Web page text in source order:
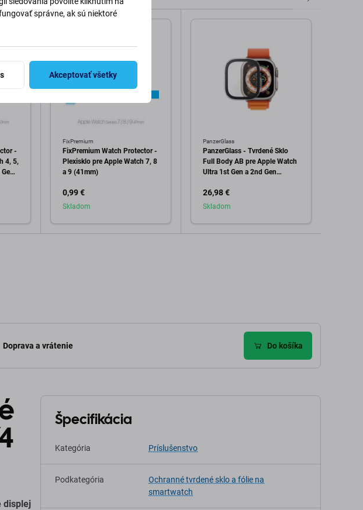
-
4, 5,
FixPremium
FixPremium Watch Protector -
Plexisklo pre Apple Watch 7, 8
a 9 (41mm)
0,99 €
Skladom
PanzerGlass
PanzerGlass - Tvrdené Sklo
Full Body AB pre Apple Watch
Ultra 1st Gen a 2nd Gen
26,98 €
Skladom
Doprava a vrátenie Do košíka
displej
Špecifikácia
Kategória Príslušenstvo
Podkategória
Ochranné tvrdené sklo a fólie na
smartwatch
správne, ak sú niektoré
Akceptovať všetky